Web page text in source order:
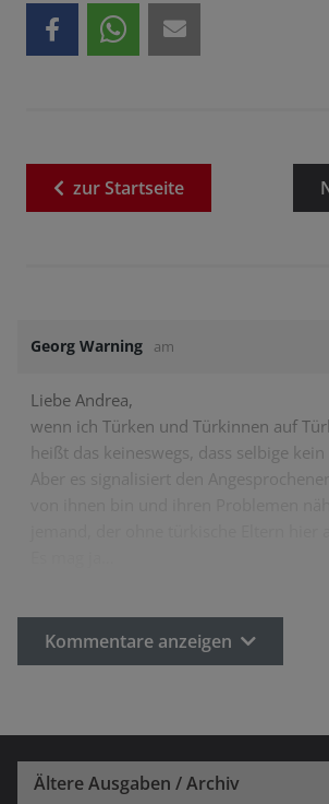
zurStartseite
Georg Warning am
Liebe Andrea,
wenn ich Türken und Türkinnen auf
heißt das keineswegs, dass selbige
Kommentare anzeigen
Ältere Ausgaben / Archiv